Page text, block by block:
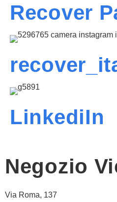
Recover
LinkediIn
Negozio
Via Roma, 137